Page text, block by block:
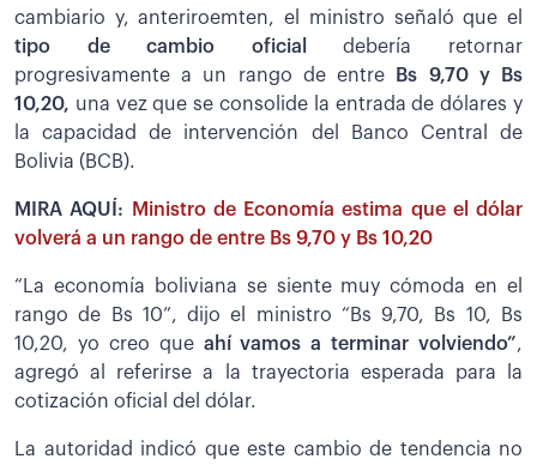
cambiario y, anteriroemten, el ministro señaló que el
tipo de cambio oficial
debería retornar
progresivamente a un rango de entre
Bs 9,70 y Bs
10,20, una vez que se consolide la entrada de dólares y
la capacidad de intervención del Banco Central de
Bolivia (BCB).
MIRA AQUÍ:
Ministro de Economía estima que el dólar
volverá a un rango de entre Bs 9,70 y Bs 10,20
“La economía boliviana se siente muy cómoda en el
rango de Bs 10”, dijo el ministro “Bs 9,70, Bs 10, Bs
10,20, yo creo que ahí vamos a terminar volviendo”,
agregó al referirse a la trayectoria esperada para la
cotización oficial del dólar.
La autoridad indicó que este cambio de tendencia no